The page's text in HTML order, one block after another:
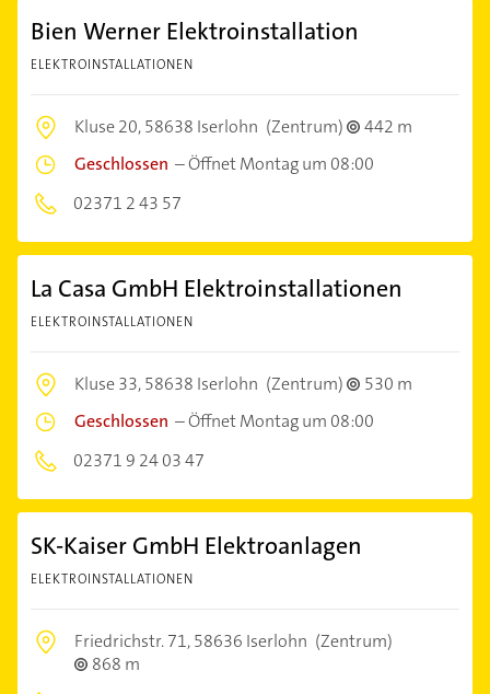
Bien Werner Elektroinstallation
ELEKTROINSTALLATIONEN
Kluse 20,58638 Iserlohn (Zentrum)
442 m
Geschlossen –Öffnet Montag um 08:00
02371 2 43 57
La Casa GmbH Elektroinstallationen
ELEKTROINSTALLATIONEN
Kluse 33,58638 Iserlohn (Zentrum)
530 m
Geschlossen –Öffnet Montag um 08:00
02371 9 24 03 47
SK-Kaiser GmbH Elektroanlagen
ELEKTROINSTALLATIONEN
Friedrichstr. 71,58636 Iserlohn (Zentrum)
868 m